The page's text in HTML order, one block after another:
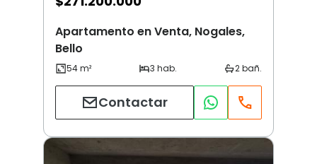
Apartamento en Venta, Nogales,
Bello
Contactar